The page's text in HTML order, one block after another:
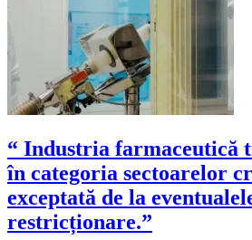
“ Industria farmaceutică
în categoria sectoarelor
exceptată de la
restricționare.”